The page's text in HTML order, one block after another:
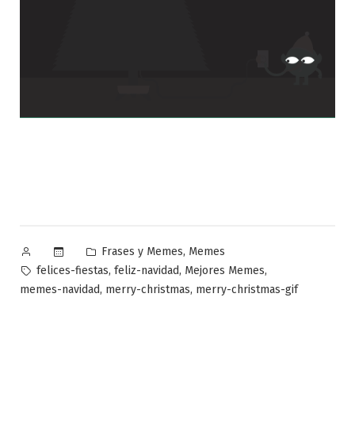
Publicado
por
Publicado
en
Frases y Memes, Memes
Etiquetas:
felices-fiestas, feliz-navidad, Mejores Memes,
memes-navidad, merry-christmas, merry-christmas-gif